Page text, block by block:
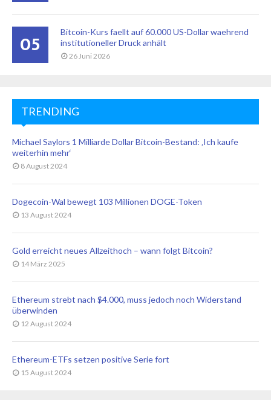
05
Bitcoin-Kurs faellt auf 60.000 US-Dollar waehrend
institutioneller Druck anhält
26 Juni 2026
TRENDING
Michael Saylors 1 Milliarde Dollar Bitcoin-Bestand: ‚Ich kaufe
weiterhin mehr‘
8 August 2024
Dogecoin-Wal bewegt 103 Millionen DOGE-Token
13 August 2024
Gold erreicht neues Allzeithoch – wann folgt Bitcoin?
14 März 2025
Ethereum strebt nach $4.000, muss jedoch noch Widerstand
überwinden
12 August 2024
Ethereum-ETFs setzen positive Serie fort
15 August 2024